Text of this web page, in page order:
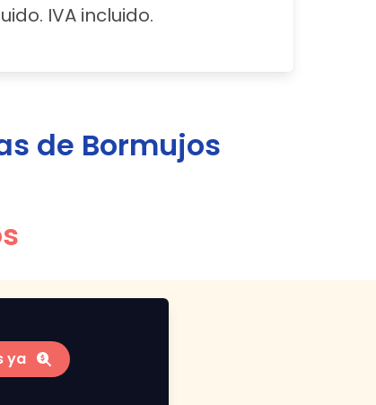
IVA incluido.
de Bormujos
ya